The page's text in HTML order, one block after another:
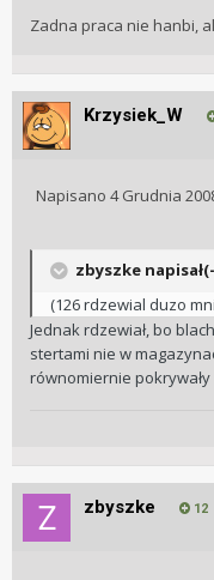
Zadna praca nie hanbi,
Krzysiek_W
Napisano 4 Grudnia
zbyszke
(126 rdzewial duzo
Jednak rdzewiał, bo
stertami nie w
równomiernie
zbyszke 12